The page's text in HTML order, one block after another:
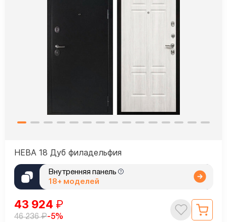
НЕВА 18 Дуб филадельфия
Внутренняя панель
18+ моделей
43 924 ₽
46 236₽-5%